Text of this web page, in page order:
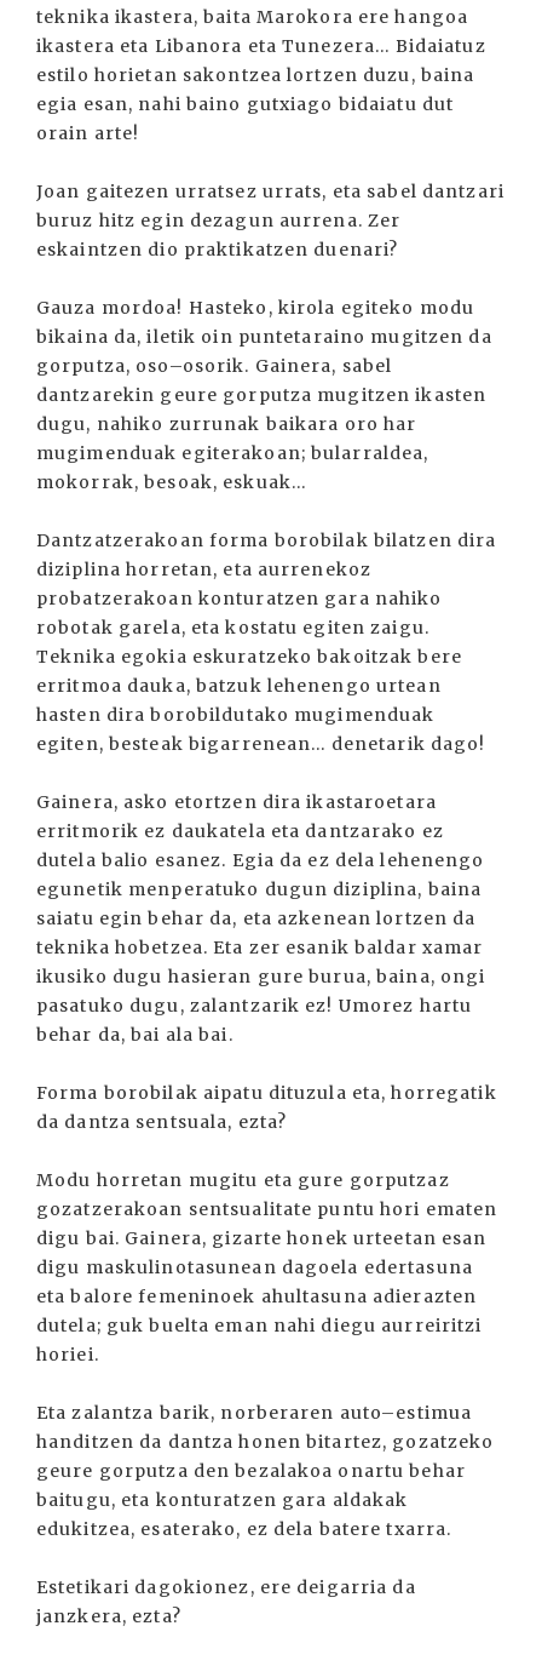
teknika ikastera, baita Marokora ere hangoa
ikastera eta Libanora eta Tunezera... Bidaiatuz
estilo horietan sakontzea lortzen duzu, baina
egia esan, nahi baino gutxiago bidaiatu dut
orain arte!
Joan gaitezen urratsez urrats, eta sabel dantzari
buruz hitz egin dezagun aurrena. Zer
eskaintzen dio praktikatzen duenari?
Gauza mordoa! Hasteko, kirola egiteko modu
bikaina da, iletik oin puntetaraino mugitzen da
gorputza, oso–osorik. Gainera, sabel
dantzarekin geure gorputza mugitzen ikasten
dugu, nahiko zurrunak baikara oro har
mugimenduak egiterakoan; bularraldea,
mokorrak, besoak, eskuak...
Dantzatzerakoan forma borobilak bilatzen dira
diziplina horretan, eta aurrenekoz
probatzerakoan konturatzen gara nahiko
robotak garela, eta kostatu egiten zaigu.
Teknika egokia eskuratzeko bakoitzak bere
erritmoa dauka, batzuk lehenengo urtean
hasten dira borobildutako mugimenduak
egiten, besteak bigarrenean... denetarik dago!
Gainera, asko etortzen dira ikastaroetara
erritmorik ez daukatela eta dantzarako ez
dutela balio esanez. Egia da ez dela lehenengo
egunetik menperatuko dugun diziplina, baina
saiatu egin behar da, eta azkenean lortzen da
teknika hobetzea. Eta zer esanik baldar xamar
ikusiko dugu hasieran gure burua, baina, ongi
pasatuko dugu, zalantzarik ez! Umorez hartu
behar da, bai ala bai.
Forma borobilak aipatu dituzula eta, horregatik
da dantza sentsuala, ezta?
Modu horretan mugitu eta gure gorputzaz
gozatzerakoan sentsualitate puntu hori ematen
digu bai. Gainera, gizarte honek urteetan esan
digu maskulinotasunean dagoela edertasuna
eta balore femeninoek ahultasuna adierazten
dutela; guk buelta eman nahi diegu aurreiritzi
horiei.
Eta zalantza barik, norberaren auto–estimua
handitzen da dantza honen bitartez, gozatzeko
geure gorputza den bezalakoa onartu behar
baitugu, eta konturatzen gara aldakak
edukitzea, esaterako, ez dela batere txarra.
Estetikari dagokionez, ere deigarria da
janzkera, ezta?